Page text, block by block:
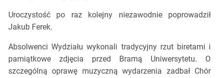
Uroczystość po raz kolejny niezawodnie poprowadził
Jakub Ferek.
Absolwenci Wydziału wykonali tradycyjny rzut biretami i
pamiątkowe zdjęcia przed Bramą Uniwersytetu. O
szczególną oprawę muzyczną wydarzenia zadbał Chór